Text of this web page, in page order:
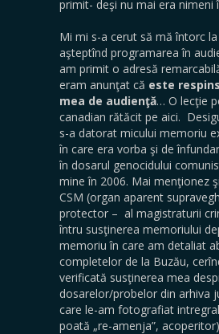
primit- deşi nu mai era nimeni
Mi mi s-a cerut să mă întorc
aşteptînd programarea în
am primit o adresă
eram anunţat că este
mea de audienţă… O lecţie
canadian rătăcit pe aici.
s-a datorat micului memoriu
în care era vorba şi de
în dosarul genocidului
mine în 2006. Mai menţionez
CSM (organ aparent
protector – al magistraturii
întru susţinerea memoriului
memoriu în care am detaliat
completelor de la Buzău,
verificată susţinerea mea
dosarelor/probelor din arhiva
care le-am fotografiat
poată „re-amenja”,